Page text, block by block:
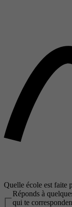
Quelle école est faite
Réponds à
qui te